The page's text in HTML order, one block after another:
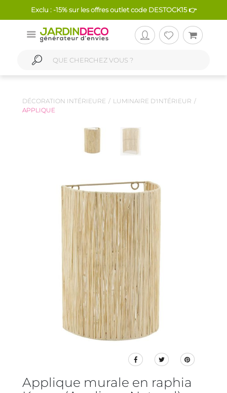
Exclu : -15% sur les offres outlet code DESTOCK15 👉
DÉCORATION INTÉRIEURE
LUMINAIRE D'INTÉRIEUR
APPLIQUE
Applique murale en raphia